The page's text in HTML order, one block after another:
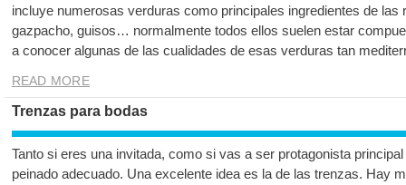
incluye numerosas verduras como principales ingredientes de las
gazpacho, guisos… normalmente todos ellos suelen estar
a conocer algunas de las cualidades de esas verduras tan
READ MORE
Trenzas para bodas
Tanto si eres una invitada, como si vas a ser protagonista
peinado adecuado. Una excelente idea es la de las trenzas. Hay